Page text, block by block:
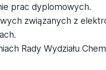
prac dyplomowych.
związanych z
Rady Wydziału